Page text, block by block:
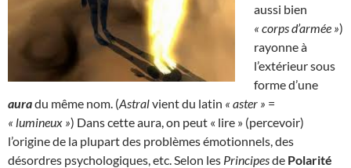
aussi bien
« corps d’armée »)
rayonne à
l’extérieur sous
forme d’une
auradu même nom. (Astralvient du latin « aster » =
« lumineux ») Dans cette aura, on peut « lire » (percevoir)
l’origine de la plupart des problèmes émotionnels, des
désordres psychologiques, etc. Selon les Principesde Polarité